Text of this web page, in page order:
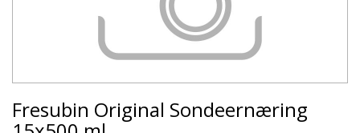
Fresubin Original Sondeernæring